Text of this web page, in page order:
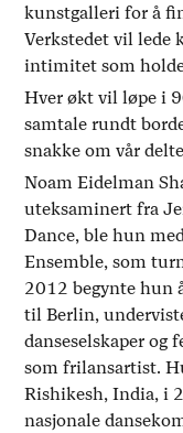
kunstgalleri for å
Verkstedet vil lede
intimitet som
Hver økt vil løpe i
samtale rundt
snakke om vår
Noam Eidelman
uteksaminert fra
Dance, ble hun
Ensemble, som
2012 begynte hun
til Berlin,
danseselskaper og
som frilansartist.
Rishikesh, India, i
nasjonale